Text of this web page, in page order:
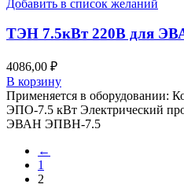
Добавить в список желаний
ТЭН 7.5кВт 220В для
4086,00 ₽
В корзину
Применяется в оборудовании:
ЭПО-7.5 кВт Электрический
ЭВАН ЭПВН-7.5
←
1
2